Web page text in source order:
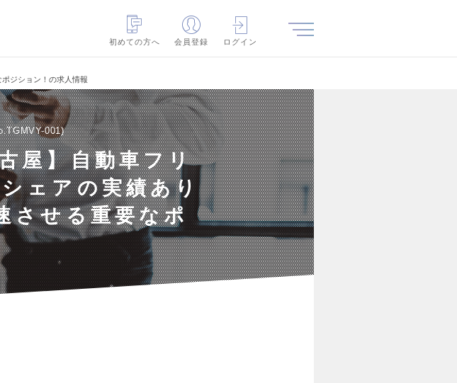
初めての方へ
会員登録 ログイン
ジション！の求人情報
001
屋】自動車フリ
ェアの実績あり
させる重要なポ